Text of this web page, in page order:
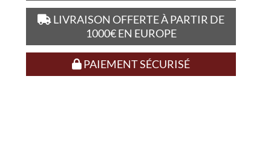
LIVRAISON OFFERTE À PARTIR DE
1000€ EN EUROPE
PAIEMENT SÉCURISÉ